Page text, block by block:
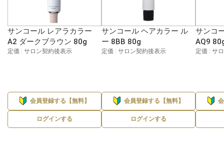
サンコール レアラカラー
A2 ダークブラウン 80g
定価 : サロン契約後表示
会員登録する【無料】
ログインする
サンコール ヘアカラー ル
ー 8BB 80g
定価 : サロン契約後表示
会員登録する【無料】
ログインする
サンコ
AQ9
定価 : サ